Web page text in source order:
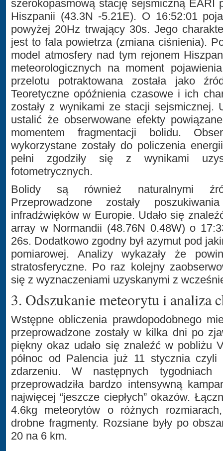
szerokopasmową stację sejsmiczną EARI
Hiszpanii (43.3N -5.21E). O 16:52:01
powyżej 20Hz trwający 30s. Jego
jest to fala powietrza (zmiana ciśnienia).
model atmosfery nad tym rejonem
meteorologicznych na moment
przelotu potraktowana została jako
Teoretyczne opóźnienia czasowe i ich
zostały z wynikami ze stacji sejsmicznej.
ustalić że obserwowane efekty
momentem fragmentacji bolidu.
wykorzystane zostały do policzenia
pełni zgodziły się z wynikami
fotometrycznych.
Bolidy są również naturalnymi
Przeprowadzone zostały
infradźwięków w Europie. Udało się
array w Normandii (48.76N 0.48W) o
26s. Dodatkowo zgodny był azymut pod
pomiarowej. Analizy wykazały że
stratosferyczne. Po raz kolejny
się z wyznaczeniami uzyskanymi z
3. Odszukanie meteorytu i analiza
Wstępne obliczenia prawdopodobnego
przeprowadzone zostały w kilka dni po
piękny okaz udało się znaleźć w pobliżu
północ od Palencia już 11 stycznia
zdarzeniu. W następnych tygodniach
przeprowadziła bardzo intensywną
najwięcej “jeszcze ciepłych” okazów.
4.6kg meteorytów o różnych
drobne fragmenty. Rozsiane były po
20 na 6 km.